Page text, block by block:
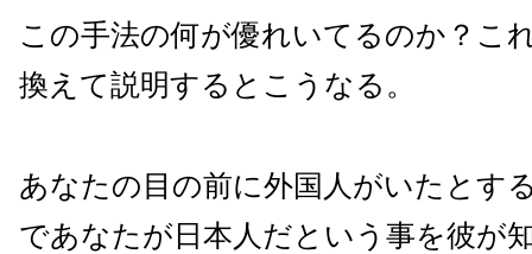
この手法の何が優れいてるのか？こ
換えて説明するとこうなる。
あなたの目の前に外国人がいたとす
であなたが日本人だという事を彼が